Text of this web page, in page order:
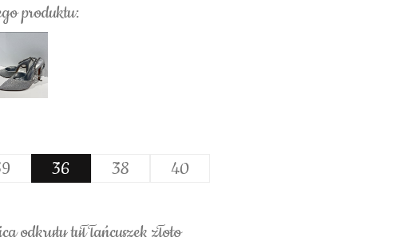
produktu:
36 38 40
odkryty tył łańcuszek złoto